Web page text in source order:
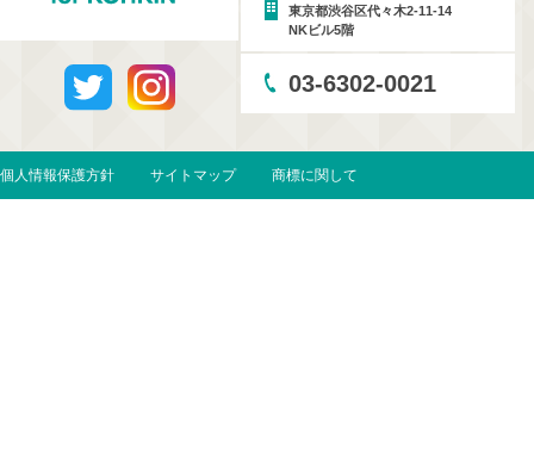
東京都渋谷区代々木2-11-14
NKビル5階
03-6302-0021
個人情報保護方針 サイトマップ 商標に関して